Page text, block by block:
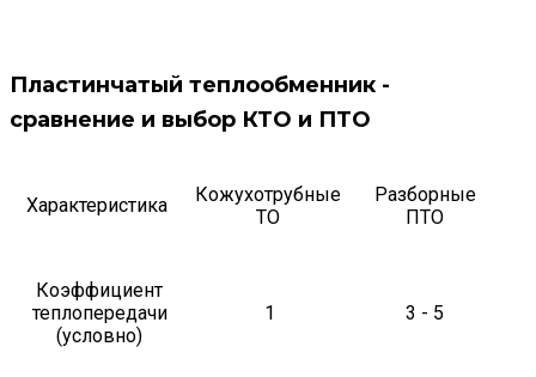
Пластинчатый теплообменник -
сравнение и выбор КТО и ПТО
Характеристика
Кожухотрубные
ТО
Разборные
ПТО
Коэффициент
теплопередачи
(условно)
1 3 - 5